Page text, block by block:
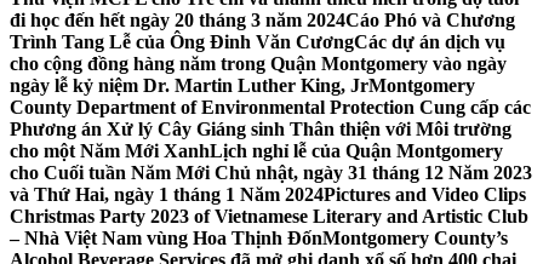
đi học đến hết ngày 20 tháng 3 năm 2024Cáo Phó và Chương
Trình Tang Lễ của Ông Đinh Văn CươngCác dự án dịch vụ
cho cộng đồng hàng năm trong Quận Montgomery vào ngày
ngày lễ kỷ niệm Dr. Martin Luther King, JrMontgomery
County Department of Environmental Protection Cung cấp các
Phương án Xử lý Cây Giáng sinh Thân thiện với Môi trường
cho một Năm Mới XanhLịch nghỉ lễ của Quận Montgomery
cho Cuối tuần Năm Mới Chủ nhật, ngày 31 tháng 12 Năm 2023
và Thứ Hai, ngày 1 tháng 1 Năm 2024Pictures and Video Clips
Christmas Party 2023 of Vietnamese Literary and Artistic Club
– Nhà Việt Nam vùng Hoa Thịnh ĐốnMontgomery County’s
Alcohol Beverage Services đã mở ghi danh xổ số hơn 400 chai